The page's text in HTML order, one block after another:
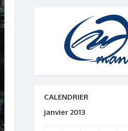
CALENDRIER
janvier 2013